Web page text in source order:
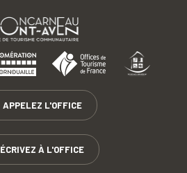
APPELEZ L'OFFICE
ÉCRIVEZ À L'OFFICE